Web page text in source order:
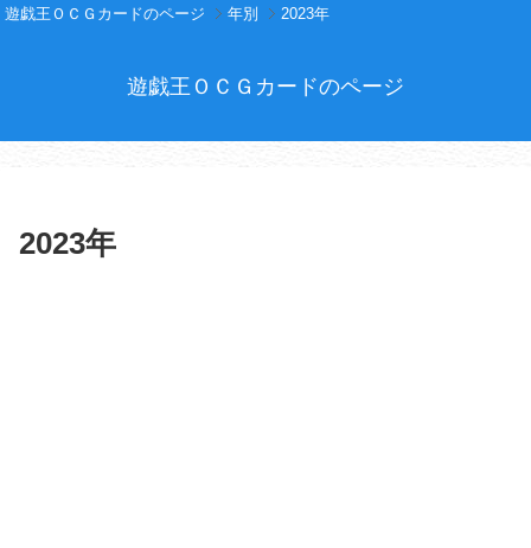
遊戯王ＯＣＧカードのページ 年別 2023年
遊戯王ＯＣＧカードのページ
2023年